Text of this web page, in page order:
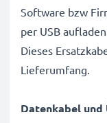
Software bzw
per USB
Dieses
Lieferumfang.
Datenkabel